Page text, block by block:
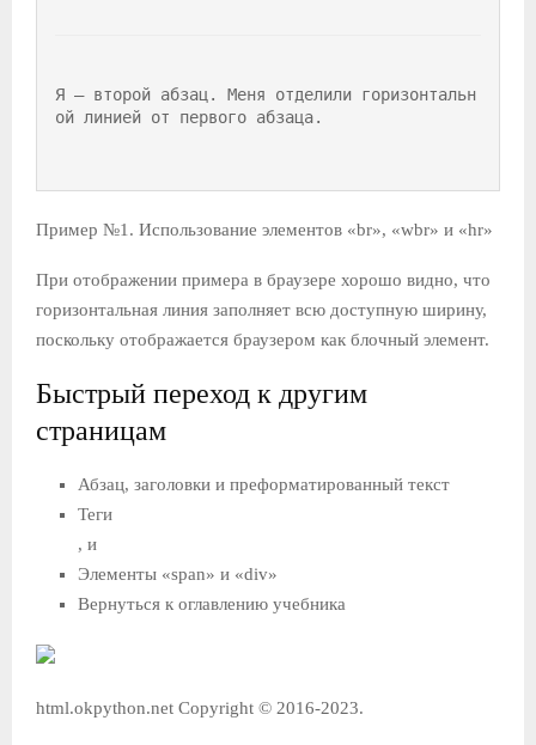
Я – второй абзац. Меня отделили горизонтальн
ой линией от первого абзаца.
Пример №1. Использование элементов «br», «wbr» и «hr»
При отображении примера в браузере хорошо видно, что
горизонтальная линия заполняет всю доступную ширину,
поскольку отображается браузером как блочный элемент.
Быстрый переход к другим
страницам
Абзац, заголовки и преформатированный текст
Теги
, и
Элементы «span» и «div»
Вернуться к оглавлению учебника
html.okpython.net Copyright © 2016-2023.